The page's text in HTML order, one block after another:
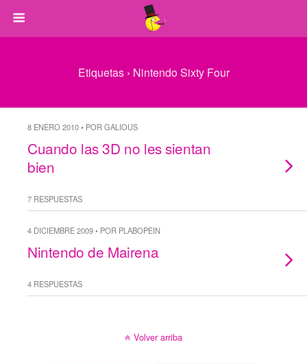
Etiquetas › Nintendo Sixty Four
8 ENERO 2010 • POR GALIOUS
Cuando las 3D no les sientan
bien
7 RESPUESTAS
4 DICIEMBRE 2009 • POR PLABOPEIN
Nintendo de Mairena
4 RESPUESTAS
Volver arriba